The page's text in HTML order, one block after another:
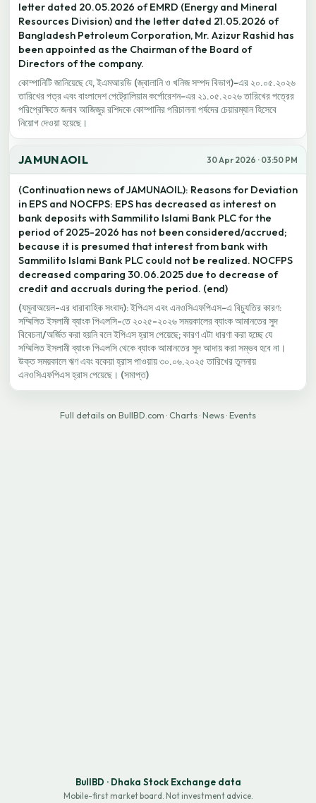
letter dated 20.05.2026 of EMRD (Energy and Mineral
Resources Division) and the letter dated 21.05.2026 of
Bangladesh Petroleum Corporation, Mr. Azizur Rashid has
been appointed as the Chairman of the Board of
Directors of the company.
কোম্পানিটি জানিয়েছে যে, ইএমআরডি (জ্বালানি ও খনিজ সম্পদ বিভাগ)-এর ২০.০৫.২০২৬
তারিখের পত্র এবং বাংলাদেশ পেট্রোলিয়াম কর্পোরেশন-এর ২১.০৫.২০২৬ তারিখের পত্রের
পরিপ্রেক্ষিতে জনাব আজিজুর রশিদকে কোম্পানির পরিচালনা পর্ষদের চেয়ারম্যান হিসেবে
নিয়োগ দেওয়া হয়েছে।
JAMUNAOIL 30 Apr 2026 · 03:50 PM
(Continuation news of JAMUNAOIL): Reasons for Deviation
in EPS and NOCFPS: EPS has decreased as interest on
bank deposits with Sammilito Islami Bank PLC for the
period of 2025-2026 has not been considered/accrued;
because it is presumed that interest from bank with
Sammilito Islami Bank PLC could not be realized. NOCFPS
decreased comparing 30.06.2025 due to decrease of
credit and accruals during the period. (end)
(যমুনাঅয়েল-এর ধারাবাহিক সংবাদ): ইপিএস এবং এনওসিএফপিএস-এ বিচ্যুতির কারণ:
সম্মিলিত ইসলামী ব্যাংক পিএলসি-তে ২০২৫-২০২৬ সময়কালের ব্যাংক আমানতের সুদ
বিবেচনা/অর্জিত করা হয়নি বলে ইপিএস হ্রাস পেয়েছে; কারণ এটা ধারণা করা হচ্ছে যে
সম্মিলিত ইসলামী ব্যাংক পিএলসি থেকে ব্যাংক আমানতের সুদ আদায় করা সম্ভব হবে না।
উক্ত সময়কালে ঋণ এবং বকেয়া হ্রাস পাওয়ায় ৩০.০৬.২০২৫ তারিখের তুলনায়
এনওসিএফপিএস হ্রাস পেয়েছে। (সমাপ্ত)
Full details on BullBD.com · Charts · News · Events
BullBD · Dhaka Stock Exchange data
Mobile-first market board. Not investment advice.